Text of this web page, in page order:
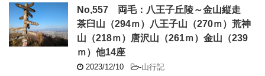
No,557 両毛：八王子丘陵～金山縦走
茶臼山（294ｍ）八王子山（270ｍ）荒神
山（218ｍ）唐沢山（261ｍ）金山（239
ｍ）他14座
2023/12/10 -山行記